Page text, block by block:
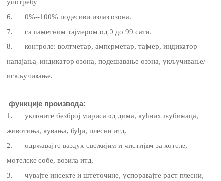
6. 0%--100% подесиви излаз озона.
7. са паметним тајмером од 0 до 99 сати.
8. контроле: волтметар, амперметар, тајмер, индикатор
напајања, индикатор озона, подешавање озона, укључивање/
искључивање.
функције производа:
1. уклоните безброј мириса од дима, кућних љубимаца,
животиња, кувања, буђи, плесни итд.
2. одржавајте ваздух свежијим и чистијим за хотеле,
мотелске собе, возила итд.
3. чувајте инсекте и штеточине, успоравајте раст плесни,